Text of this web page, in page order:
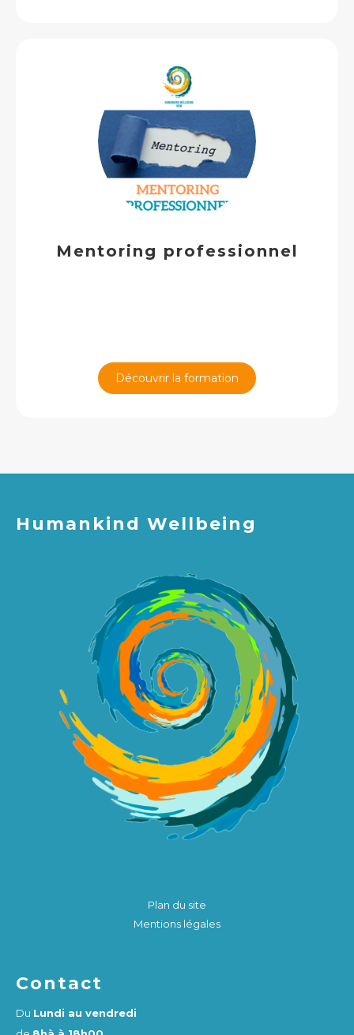
Mentoring professionnel
Découvrir la formation
Humankind Wellbeing
Plan du site
Mentions légales
Contact
Du Lundi au vendredi